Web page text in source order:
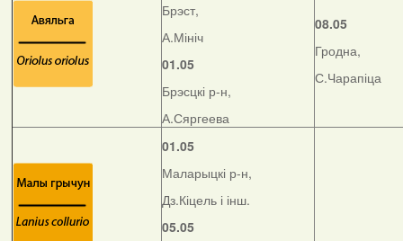
Брэст,
А.Мініч
01.05
Брэсцкі р-н,
А.Сяргеева
08.05
Гродна,
С.Чарапіца
01.05
Маларыцкі р-н,
Дз.Кіцель і інш.
05.05